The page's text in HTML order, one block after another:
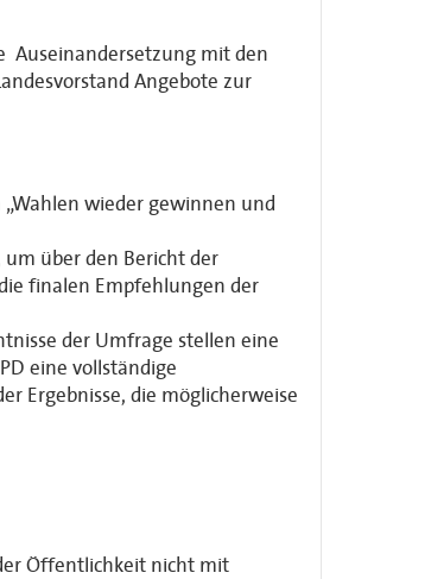
Auseinandersetzung mit den
Angebote zur
wieder gewinnen und
über den Bericht der
finalen Empfehlungen der
der Umfrage stellen eine
eine vollständige
Ergebnisse, die möglicherweise
Öffentlichkeit nicht mit